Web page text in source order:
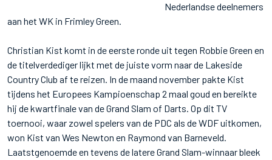
Nederlandse deelnemers
aan het WK in Frimley Green.
Christian Kist komt in de eerste ronde uit tegen Robbie Green en
de titelverdediger lijkt met de juiste vorm naar de Lakeside
Country Club af te reizen. In de maand november pakte Kist
tijdens het Europees Kampioenschap 2 maal goud en bereikte
hij de kwartfinale van de Grand Slam of Darts. Op dit TV
toernooi, waar zowel spelers van de PDC als de WDF uitkomen,
won Kist van Wes Newton en Raymond van Barneveld.
Laatstgenoemde en tevens de latere Grand Slam-winnaar bleek